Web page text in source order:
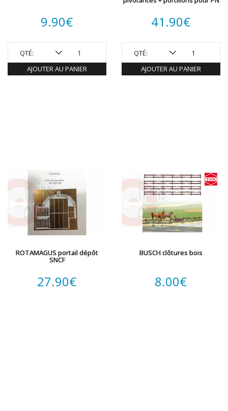
TORTOISE
TRAINS OUEST
Trains-O-Matic
9.90€
QTÉ:
AJOUTER AU PANIER
41.90€
QTÉ:
AJOUTER AU PANIER
ROTAMAGUS portail dépôt
SNCF
27.90€
BUSCH clôtures bois
8.00€